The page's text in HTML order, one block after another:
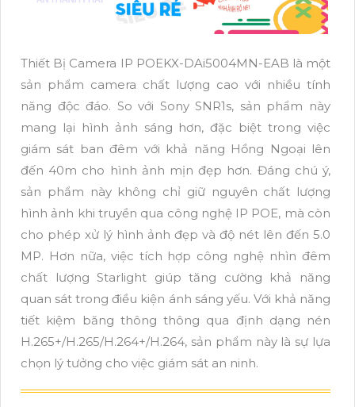
Thiết Bị Camera IP POEKX-DAi5004MN-EAB là một
sản phẩm camera chất lượng cao với nhiều tính
năng độc đáo. So với Sony SNR1s, sản phẩm này
mang lại hình ảnh sáng hơn, đặc biệt trong việc
giám sát ban đêm với khả năng Hồng Ngoại lên
đến 40m cho hình ảnh mịn đẹp hơn. Đáng chú ý,
sản phẩm này không chỉ giữ nguyên chất lượng
hình ảnh khi truyền qua công nghệ IP POE, mà còn
cho phép xử lý hình ảnh đẹp và độ nét lên đến 5.0
MP. Hơn nữa, việc tích hợp công nghệ nhìn đêm
chất lượng Starlight giúp tăng cường khả năng
quan sát trong điều kiện ánh sáng yếu. Với khả năng
tiết kiệm băng thông thông qua định dạng nén
H.265+/H.265/H.264+/H.264, sản phẩm này là sự lựa
chọn lý tưởng cho việc giám sát an ninh.